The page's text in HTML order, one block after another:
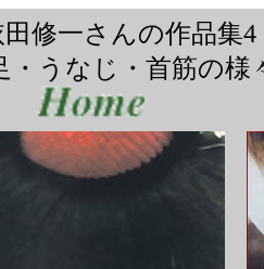
田修一さんの作品集4
・うなじ・首筋の様